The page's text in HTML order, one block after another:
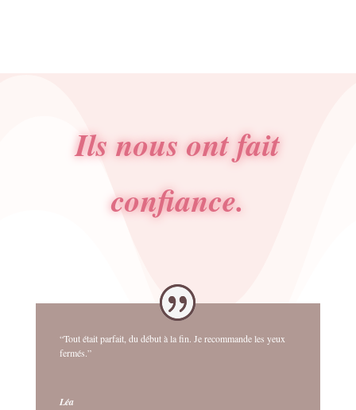
Ils nous ont fait
confiance.
“Tout était parfait, du début à la fin. Je recommande les yeux
fermés.”
Léa